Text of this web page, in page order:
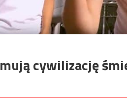
cywilizację